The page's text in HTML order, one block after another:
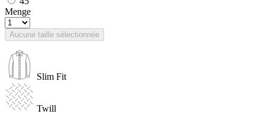
Menge
Aucune taille sélectionnée
Slim Fit
Twill